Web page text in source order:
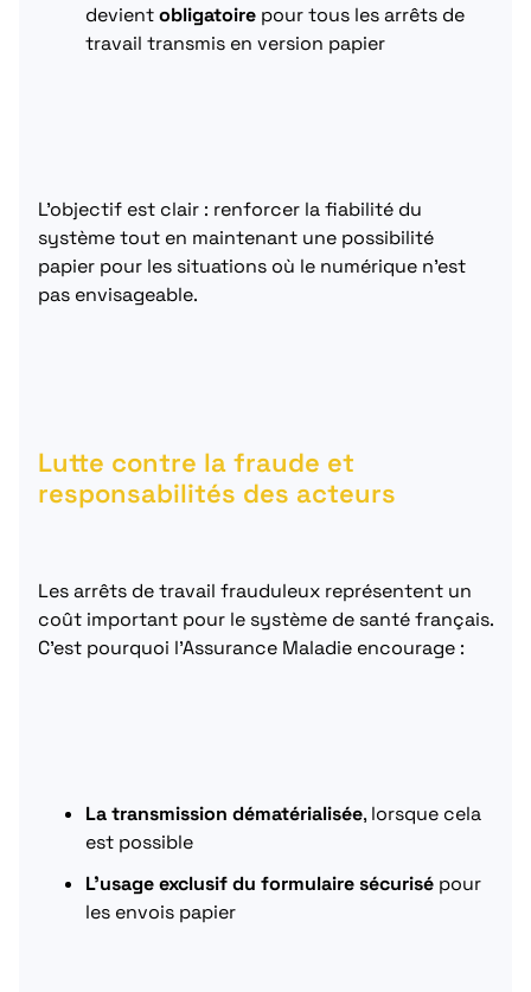
devientobligatoire pour tous les arrêts de
travail transmis en version papier
L’objectif est clair : renforcer la fiabilité du
système tout en maintenant une possibilité
papier pour les situations où le numérique n’est
pas envisageable.
Lutte contre la fraude et
responsabilités des acteurs
Les arrêts de travail frauduleux représentent un
coût important pour le système de santé français.
C’est pourquoi l’Assurance Maladie encourage :
La transmission dématérialisée, lorsque cela
est possible
L’usage exclusif du formulaire sécurisé pour
les envois papier